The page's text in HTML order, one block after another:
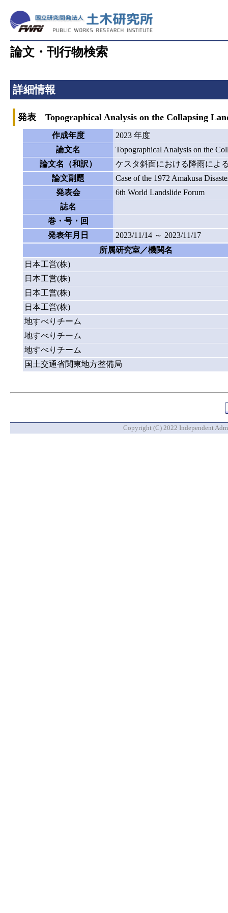
論文・刊行物検索
詳細情報
発表 Topographical Analysis on the Collapsing
作成年度
2023 年度
論文名
Topographical Analysis on the
論文名（和訳）
ケスタ斜面における降雨によ
論文副題
Case of the 1972 Amakusa
発表会
6th World Landslide Forum
誌名
巻・号・回
発表年月日
2023/11/14 ～ 2023/11/17
所属研究室／機関名
日本工営(株)
日本工営(株)
日本工営(株)
日本工営(株)
地すべりチーム
地すべりチーム
地すべりチーム
国土交通省関東地方整備局
Copyright (C) 2022 Independent